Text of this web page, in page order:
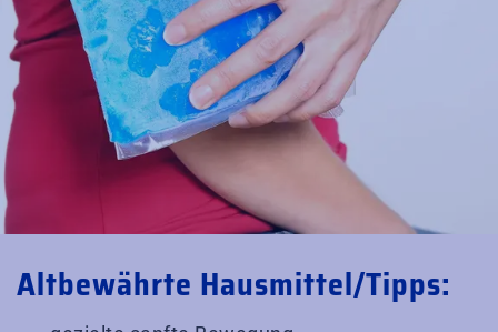
Altbewährte Hausmittel/Tipps: